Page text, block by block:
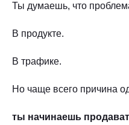
Ты думаешь, что
В продукте.
В трафике.
Но чаще всего причина
ты начинаешь